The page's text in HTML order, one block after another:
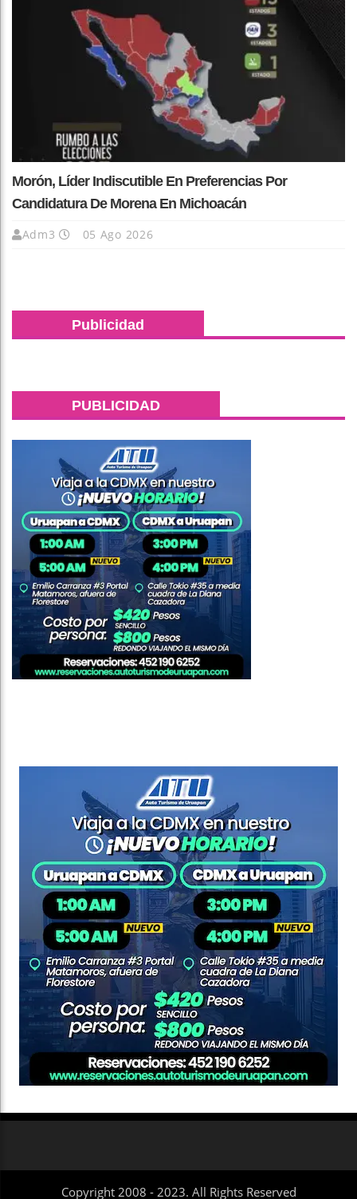
Morón, Líder Indiscutible En Preferencias Por
Candidatura De Morena En Michoacán
Adm3 05 Ago 2026
Publicidad
PUBLICIDAD
Copyright 2008 - 2023. All Rights Reserved